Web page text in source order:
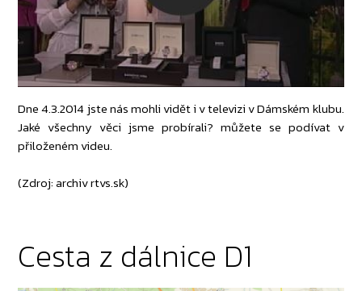
Dne 4.3.2014 jste nás mohli vidět i v televizi v Dámském klubu.
Jaké všechny věci jsme probírali? můžete se podívat v
přiloženém videu.
(Zdroj: archiv rtvs.sk)
Cesta z dálnice D1